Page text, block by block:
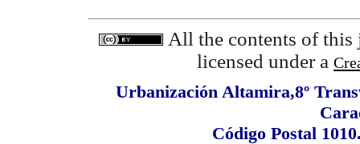
All the contents of this
licensed under a
Urbanización Altamira,8º
Código Postal